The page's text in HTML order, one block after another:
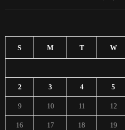
S M T W
2 3 4 5
9 10 11 12
16 17 18 19